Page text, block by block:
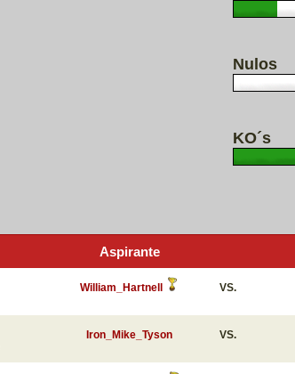
Nulos
KO´s
Aspirante
William_Hartnell VS.
Iron_Mike_Tyson VS.